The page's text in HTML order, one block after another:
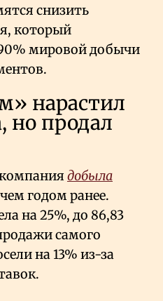
снизить
который
мировой добычи
нарастил
но продал
добыла
годом ранее.
на 25%, до 86,83
самого
на 13% из-за